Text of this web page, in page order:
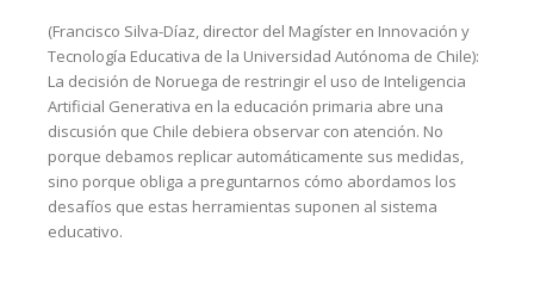
(Francisco Silva-Díaz, director del Magíster en Innovación y
Tecnología Educativa de la Universidad Autónoma de Chile):
La decisión de Noruega de restringir el uso de Inteligencia
Artificial Generativa en la educación primaria abre una
discusión que Chile debiera observar con atención. No
porque debamos replicar automáticamente sus medidas,
sino porque obliga a preguntarnos cómo abordamos los
desafíos que estas herramientas suponen al sistema
educativo.